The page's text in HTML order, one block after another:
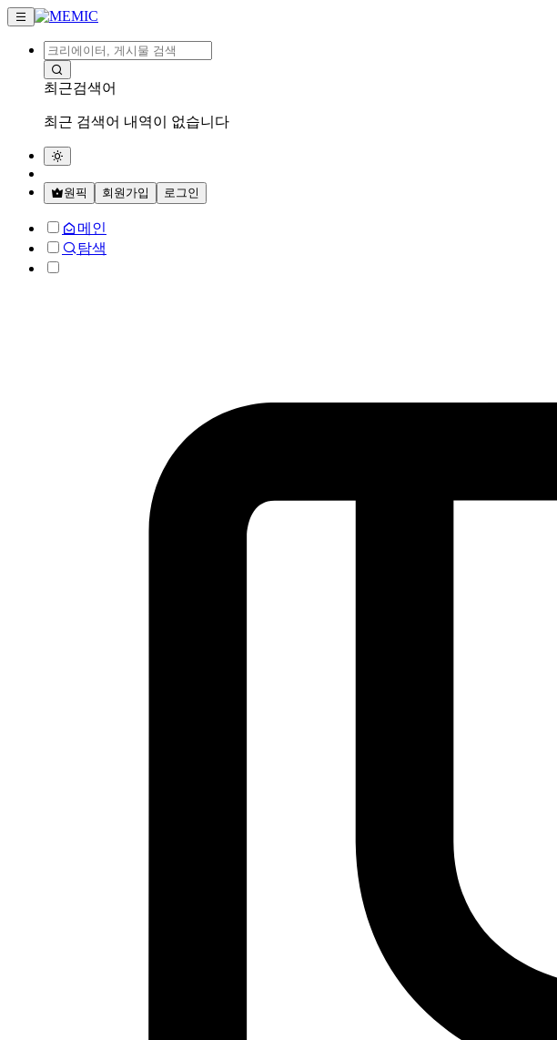
최근검색어
최근 검색어 내역이 없습니다
원픽 회원가입 로그인
메인
탐색